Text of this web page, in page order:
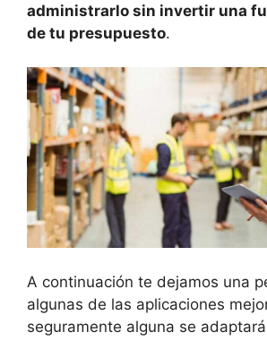
administrarlo sin invertir una
de tu presupuesto.
A continuación te dejamos una
algunas de las aplicaciones
seguramente alguna se